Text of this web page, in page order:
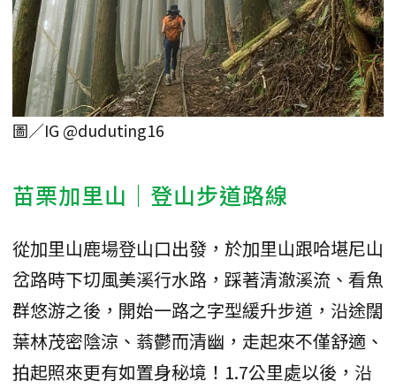
圖／IG @duduting16
苗栗加里山｜登山步道路線
從加里山鹿場登山口出發，於加里山跟哈堪尼山
岔路時下切風美溪行水路，踩著清澈溪流、看魚
群悠游之後，開始一路之字型緩升步道，沿途闊
葉林茂密陰涼、蓊鬱而清幽，走起來不僅舒適、
拍起照來更有如置身秘境！1.7公里處以後，沿